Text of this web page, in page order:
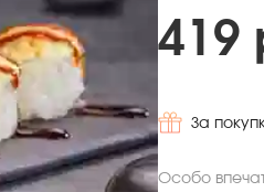
419
За
Особо